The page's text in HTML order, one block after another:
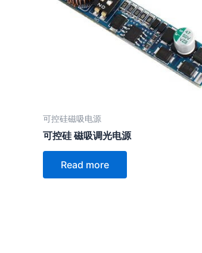
可控硅磁吸电源
可控硅 磁吸调光电源
Read more